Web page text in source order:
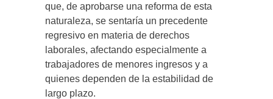
que, de aprobarse una reforma de esta
naturaleza, se sentaría un precedente
regresivo en materia de derechos
laborales, afectando especialmente a
trabajadores de menores ingresos y a
quienes dependen de la estabilidad de
largo plazo.